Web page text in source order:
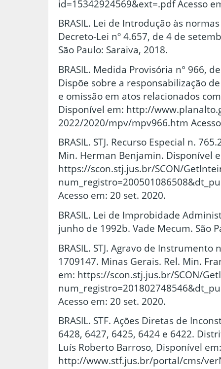
id=15342924569&ext=.pdf Acesso
BRASIL. Lei de Introdução às
Decreto-Lei nº 4.657, de 4 de
São Paulo: Saraiva, 2018.
BRASIL. Medida Provisória n° 966,
Dispõe sobre a responsabilização
e omissão em atos relacionados
Disponível em: http://
2022/2020/mpv/mpv966.htm
BRASIL. STJ. Recurso Especial n.
Min. Herman Benjamin. Disponível
https://scon.stj.jus.br/SCON/
Acesso em: 20 set. 2020.
BRASIL. Lei de Improbidade
junho de 1992b. Vade Mecum. São
BRASIL. STJ. Agravo de Instrumento
1709147. Minas Gerais. Rel. Min.
em: https://scon.stj.jus.br/SCON/
Acesso em: 20 set. 2020.
BRASIL. STF. Ações Diretas de
6428, 6427, 6425, 6424 e 6422.
Luís Roberto Barroso, Disponível em:
http://www.stf.jus.br/portal/cms/